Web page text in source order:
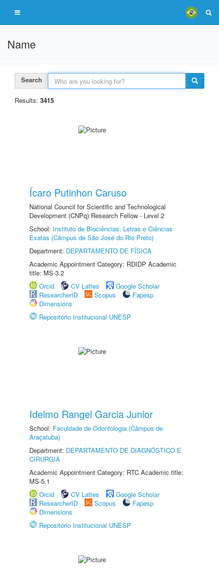
Name
Search
Results: 3415
Ícaro Putinhon Caruso
National Council for Scientific and Technological
Development (CNPq) Research Fellow - Level 2
School: Instituto de Biociências, Letras e Ciências
Exatas (Câmpus de São José do Rio Preto)
Department: DEPARTAMENTO DE FÍSICA
Academic Appointment Category: RDIDP Academic
title: MS-3.2
Orcid
CV Lattes
Google Scholar
ResearcherID
Scopus
Fapesp
Dimensions
Repositório Institucional UNESP
Idelmo Rangel Garcia Junior
School: Faculdade de Odontologia (Câmpus de
Araçatuba)
Department: DEPARTAMENTO DE DIAGNÓSTICO E
CIRURGIA
Academic Appointment Category: RTC Academic title:
MS-5.1
Orcid
CV Lattes
Google Scholar
ResearcherID
Scopus
Fapesp
Dimensions
Repositório Institucional UNESP